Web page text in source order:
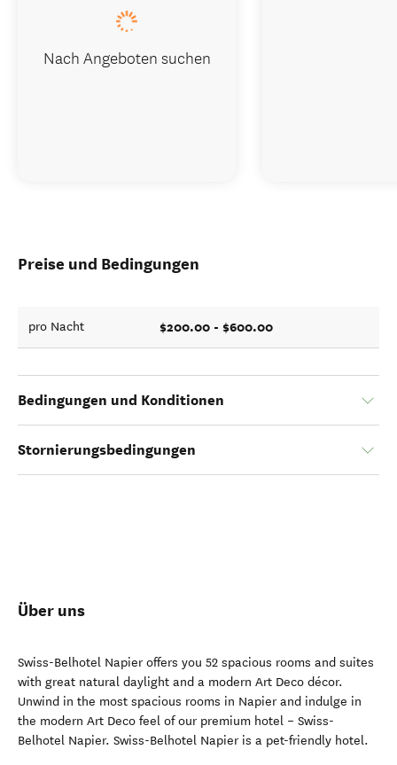
Preise und Bedingungen
pro Nacht $200.00 - $600.00
Bedingungen und Konditionen
Stornierungsbedingungen
Über uns
Swiss-Belhotel Napier offers you 52 spacious rooms and suites
with great natural daylight and a modern Art Deco décor.
Unwind in the most spacious rooms in Napier and indulge in
the modern Art Deco feel of our premium hotel – Swiss-
Belhotel Napier. Swiss-Belhotel Napier is a pet-friendly hotel.
Nach Angeboten suchen